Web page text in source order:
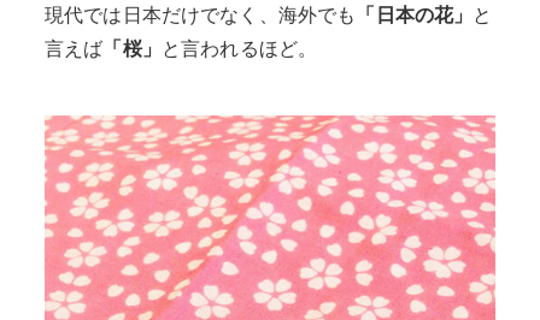
現代では日本だけでなく、海外でも 「日本の花」 と
言えば 「桜」 と言われるほど。